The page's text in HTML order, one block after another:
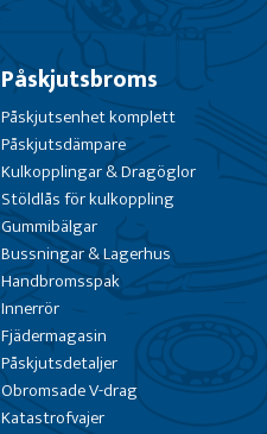
Påskjutsbroms
Påskjutsenhet komplett
Påskjutsdämpare
Kulkopplingar & Dragöglor
Stöldlås för kulkoppling
Gummibälgar
Bussningar & Lagerhus
Handbromsspak
Innerrör
Fjädermagasin
Påskjutsdetaljer
Obromsade V-drag
Katastrofvajer